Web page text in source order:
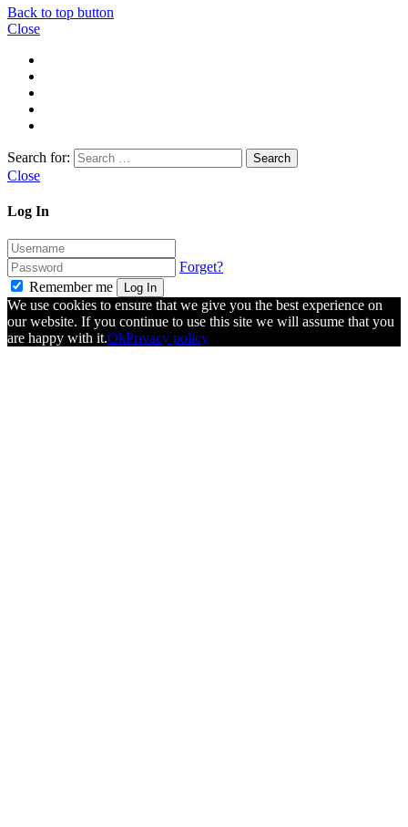
Back to top button
Close
Search for:
Close
Log In
Forget?
Remember me
Log In
We use cookies to ensure that we give you the best experience on
our website. If you continue to use this site we will assume that you
are happy with it.OkPrivacy policy